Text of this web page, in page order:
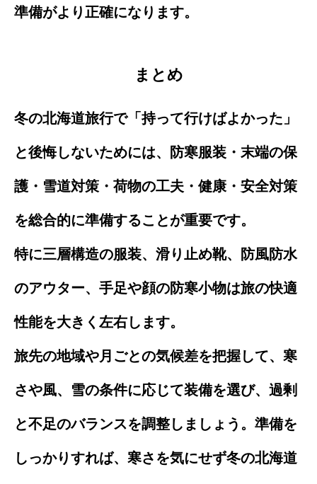
準備がより正確になります。
まとめ
冬の北海道旅行で「持って行けばよかった」
と後悔しないためには、防寒服装・末端の保
護・雪道対策・荷物の工夫・健康・安全対策
を総合的に準備することが重要です。
特に三層構造の服装、滑り止め靴、防風防水
のアウター、手足や顔の防寒小物は旅の快適
性能を大きく左右します。
旅先の地域や月ごとの気候差を把握して、寒
さや風、雪の条件に応じて装備を選び、過剰
と不足のバランスを調整しましょう。準備を
しっかりすれば、寒さを気にせず冬の北海道